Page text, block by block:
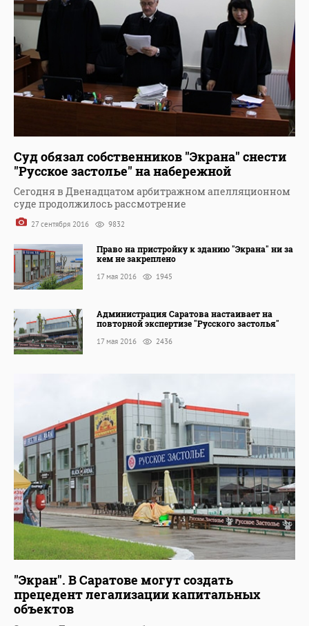
Суд обязал собственников "Экрана" снести
"Русское застолье" на набережной
Сегодня в Двенадцатом арбитражном апелляционном
суде продолжилось рассмотрение
27 сентября 2016 9832
Право на пристройку к зданию "Экрана" ни за
кем не закреплено
17 мая 2016 1945
Администрация Саратова настаивает на
повторной экспертизе "Русского застолья"
17 мая 2016 2436
"Экран". В Саратове могут создать
прецедент легализации капитальных
объектов